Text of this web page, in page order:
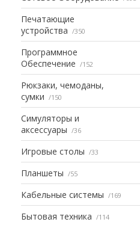
Печатающие
устройства
350
Программное
Обеспечение
152
Рюкзаки, чемоданы,
сумки
150
Симуляторы и
аксессуары
36
Игровые столы 33
Планшеты 55
Кабельные системы 169
Бытовая техника 114